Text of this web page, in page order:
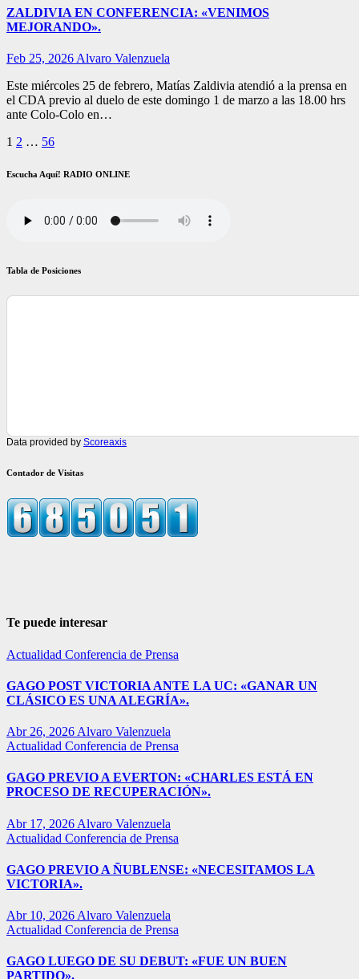
ZALDIVIA EN CONFERENCIA: «VENIMOS
MEJORANDO».
Feb 25, 2026 Alvaro Valenzuela
Este miércoles 25 de febrero, Matías Zaldivia atendió a la prensa en
el CDA previo al duelo de este domingo 1 de marzo a las 18.00 hrs
ante Colo-Colo en…
Paginación
de
1 2 … 56
Escucha Aquí! RADIO ONLINE
Tabla de Posiciones
Data provided by Scoreaxis
Contador de Visitas
Te puede interesar
Actualidad Conferencia de Prensa
GAGO POST VICTORIA ANTE LA UC: «GANAR UN
CLÁSICO ES UNA ALEGRÍA».
Abr 26, 2026 Alvaro Valenzuela
Actualidad Conferencia de Prensa
GAGO PREVIO A EVERTON: «CHARLES ESTÁ EN
PROCESO DE RECUPERACIÓN».
Abr 17, 2026 Alvaro Valenzuela
Actualidad Conferencia de Prensa
GAGO PREVIO A ÑUBLENSE: «NECESITAMOS LA
VICTORIA».
Abr 10, 2026 Alvaro Valenzuela
Actualidad Conferencia de Prensa
GAGO LUEGO DE SU DEBUT: «FUE UN BUEN
PARTIDO».